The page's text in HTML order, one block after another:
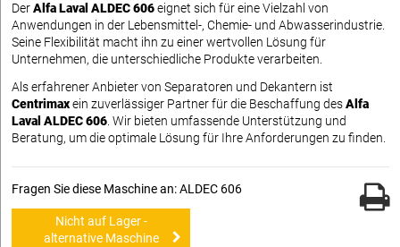
DerAlfa Laval ALDEC 606eignet sich für eine Vielzahl von
Anwendungen in der Lebensmittel-, Chemie- und Abwasserindustrie.
Seine Flexibilität macht ihn zu einer wertvollen Lösung für
Unternehmen, die unterschiedliche Produkte verarbeiten.
Als erfahrener Anbieter von Separatoren und Dekantern ist
Centrimaxein zuverlässiger Partner für die Beschaffung desAlfa
Laval ALDEC 606. Wir bieten umfassende Unterstützung und
Beratung, um die optimale Lösung für Ihre Anforderungen zu finden.
Fragen Sie diese Maschine an: ALDEC 606
Nicht auf Lager -
alternative Maschine